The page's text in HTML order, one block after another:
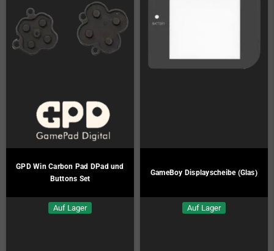
GPD Win Carbon Pad DPad und
Buttons Set
Auf Lager
GameBoy Displayscheibe (Glas)
Auf Lager